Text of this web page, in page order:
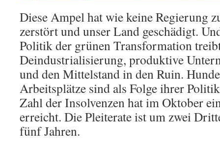
Diese Ampel hat wie keine Regierung
zerstört und unser Land geschädigt.
Politik der grünen Transformation
Deindustrialisierung, produktive
und den Mittelstand in den Ruin.
Arbeitsplätze sind als Folge ihrer
Zahl der Insolvenzen hat im Oktober
erreicht. Die Pleiterate ist um zwei
fünf Jahren.